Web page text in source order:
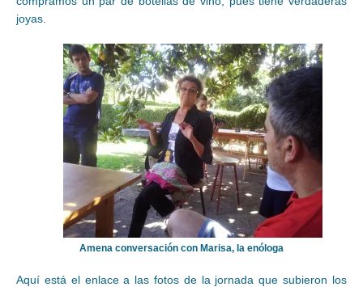
joyas.
Amena conversación con Marisa, la enóloga
Aquí está el enlace a las fotos de la jornada que subieron los